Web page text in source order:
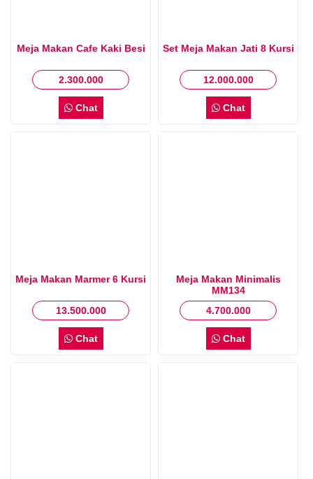
Meja Makan Cafe Kaki Besi
2.300.000
Chat
Set Meja Makan Jati 8 Kursi
12.000.000
Chat
Meja Makan Marmer 6 Kursi
13.500.000
Chat
Meja Makan Minimalis
MM134
4.700.000
Chat